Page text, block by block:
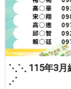
⋱⋱ 115年3月
⋰